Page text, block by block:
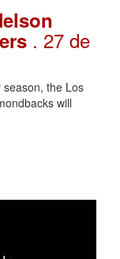
. 27 de
the Los
will